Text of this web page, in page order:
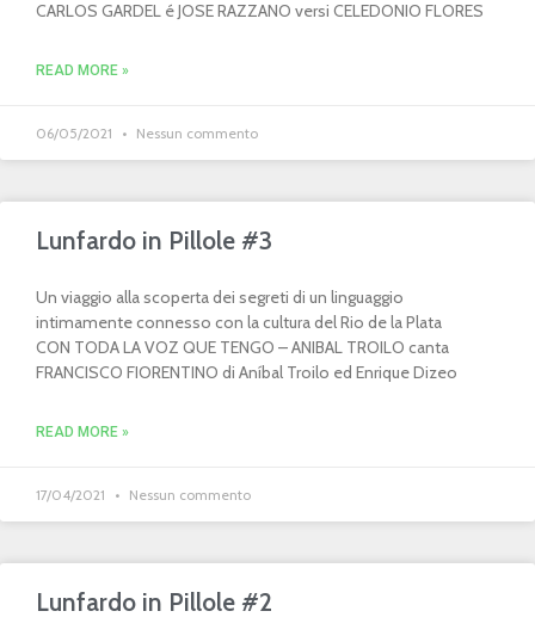
CARLOS GARDEL é JOSE RAZZANO versi CELEDONIO FLORES
READ MORE »
06/05/2021 Nessun commento
Lunfardo in Pillole #3
Un viaggio alla scoperta dei segreti di un linguaggio
intimamente connesso con la cultura del Rio de la Plata
CON TODA LA VOZ QUE TENGO – ANIBAL TROILO canta
FRANCISCO FIORENTINO di Aníbal Troilo ed Enrique Dizeo
READ MORE »
17/04/2021 Nessun commento
Lunfardo in Pillole #2